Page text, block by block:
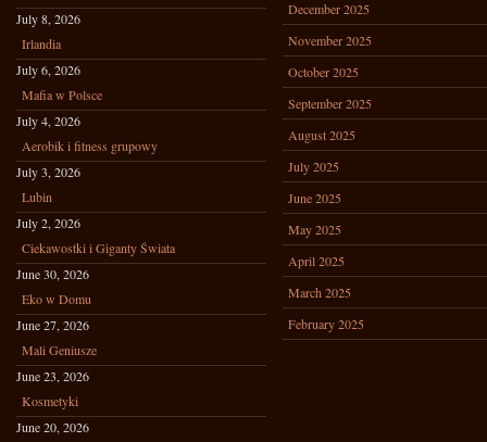
July 8, 2026
Irlandia
July 6, 2026
Mafia w Polsce
July 4, 2026
Aerobik i fitness grupowy
July 3, 2026
Lubin
July 2, 2026
Ciekawostki i Giganty Świata
June 30, 2026
Eko w Domu
June 27, 2026
Mali Geniusze
June 23, 2026
Kosmetyki
June 20, 2026
December 2025
November 2025
October 2025
September 2025
August 2025
July 2025
June 2025
May 2025
April 2025
March 2025
February 2025